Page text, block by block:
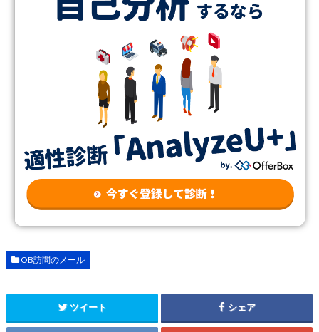
OB訪問のメール
ツイート シェア